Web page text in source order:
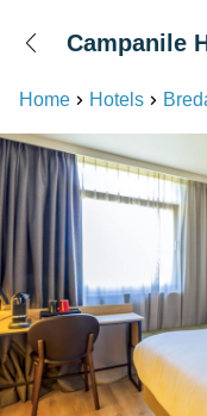
Home Hotels
Campanile